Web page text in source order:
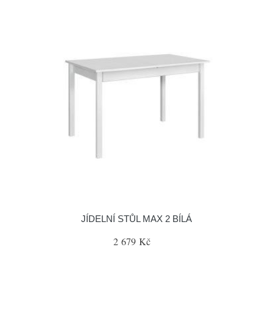
JÍDELNÍ STŮL MAX 2 BÍLÁ
2 679 Kč